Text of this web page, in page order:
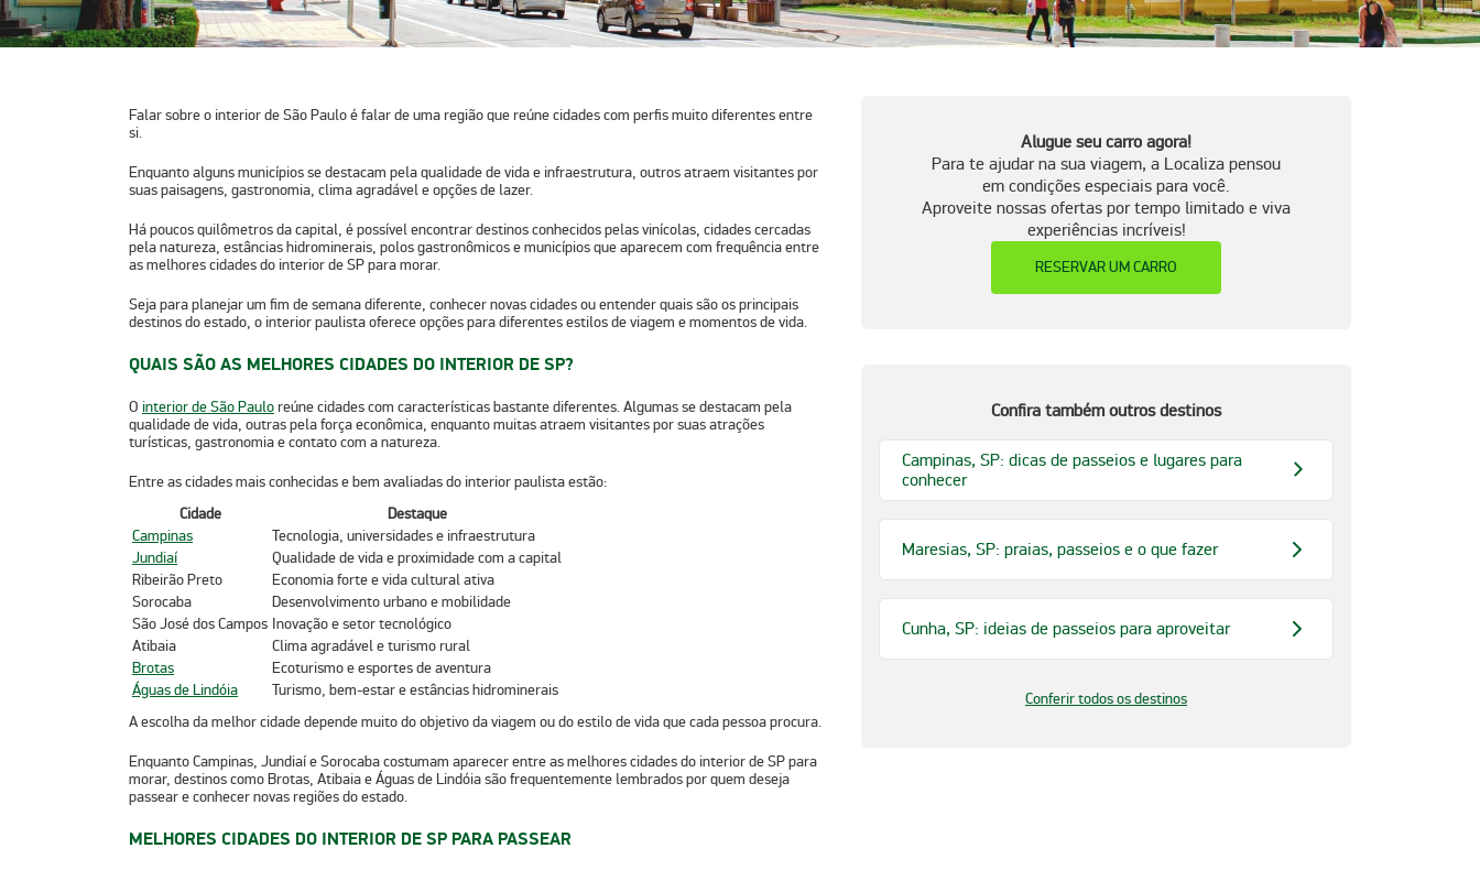
Falar sobre o interior de São Pauloé falar de uma região que reúne cidades com perfis muito diferentes entre
si.
Enquanto alguns municípios se destacam pelaqualidade de vida e infraestrutura, outros atraem visitantes por
suaspaisagens, gastronomia, clima agradávele opções de lazer.
Há poucos quilômetros da capital, é possível encontrar destinos conhecidos pelas vinícolas, cidades cercadas
pela natureza, estâncias hidrominerais, polos gastronômicos e municípios que aparecem com frequência entre
asmelhores cidades do interior de SPpara morar.
Seja para planejar um fim de semana diferente, conhecer novas cidades ou entenderquais são os principais
destinos do estado, o interior paulista oferece opções para diferentes estilos de viagem e momentos de vida.
QUAIS SÃO AS MELHORES CIDADES DO INTERIOR DE SP?
O interior de São Paulo reúne cidades com características bastante diferentes. Algumas se destacam pela
qualidade de vida, outras pelaforça econômica, enquanto muitas atraem visitantes por suasatrações
turísticas, gastronomia e contato com a natureza.
Entre as cidades mais conhecidas e bem avaliadas do interior paulista estão:
Cidade
Destaque
Campinas
Tecnologia, universidades e infraestrutura
Jundiaí
Qualidade de vida e proximidade com a capital
Ribeirão Preto
Economia forte e vida cultural ativa
Sorocaba
Desenvolvimento urbano e mobilidade
São José dos Campos Inovação e setor tecnológico
Atibaia
Clima agradável e turismo rural
Brotas
Ecoturismo e esportes de aventura
Águas de Lindóia
Turismo, bem-estar e estâncias hidrominerais
A escolha da melhor cidade depende muito doobjetivo da viagem ou doestilo de vidaque cada pessoa procura.
Enquanto Campinas, Jundiaí e Sorocaba costumam aparecer entre asmelhores cidades do interior de SP para
morar, destinos como Brotas, Atibaia e Águas de Lindóia são frequentemente lembrados por quem deseja
passear e conhecer novas regiõesdo estado.
MELHORES CIDADES DO INTERIOR DE SP PARA PASSEAR
Alugue seu carro agora!
Para te ajudar na sua viagem, a Localiza pensou
em condições especiais para você.
Aproveite nossas ofertas por tempo limitado e viva
experiências incríveis!
RESERVAR UM CARRO
Confira também outros destinos
Campinas, SP: dicas de passeios e lugares para
conhecer
Maresias, SP: praias, passeios e o que fazer
Cunha, SP: ideias de passeios para aproveitar
Conferir todos os destinos